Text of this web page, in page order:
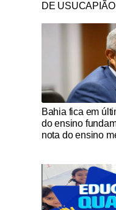
DE USUCAPIÃO
Notícias Católicas
Bahia fica em
do ensino
nota do ensino